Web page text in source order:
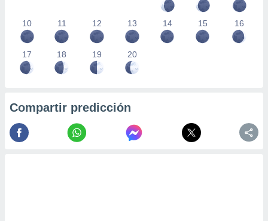
10 11 12 13 14 15 16
17 18 19 20
Compartir predicción